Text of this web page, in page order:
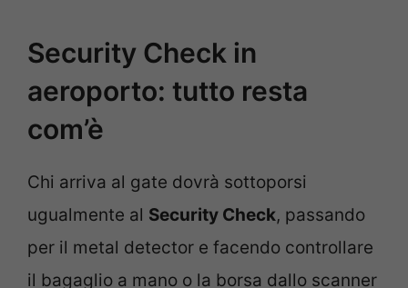
Security Check in
aeroporto: tutto resta
com’è
Chi arriva al gate dovrà sottoporsi
ugualmente al Security Check, passando
per il metal detector e facendo controllare
il bagaglio a mano o la borsa dallo scanner